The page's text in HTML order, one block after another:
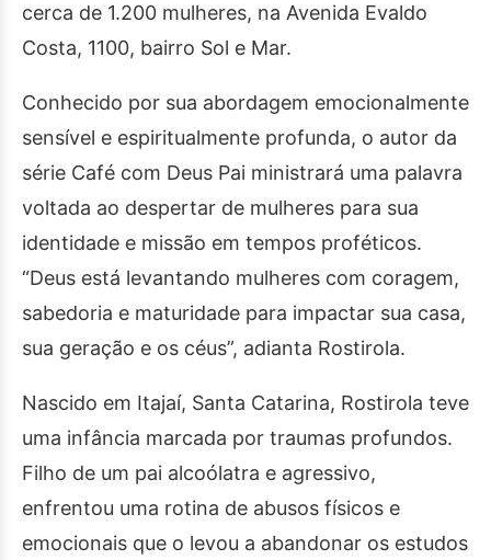
cerca de 1.200 mulheres, na Avenida Evaldo
Costa, 1100, bairro Sol e Mar.
Conhecido por sua abordagem emocionalmente
sensível e espiritualmente profunda, o autor da
série Café com Deus Pai ministrará uma palavra
voltada ao despertar de mulheres para sua
identidade e missão em tempos proféticos.
“Deus está levantando mulheres com coragem,
sabedoria e maturidade para impactar sua casa,
sua geração e os céus”, adianta Rostirola.
Nascido em Itajaí, Santa Catarina, Rostirola teve
uma infância marcada por traumas profundos.
Filho de um pai alcoólatra e agressivo,
enfrentou uma rotina de abusos físicos e
emocionais que o levou a abandonar os estudos